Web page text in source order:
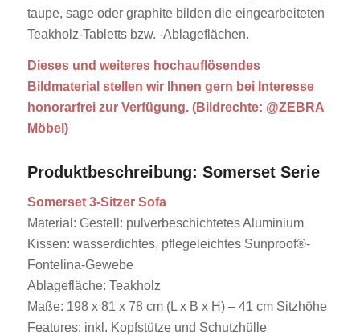
taupe, sage oder graphite bilden die eingearbeiteten
Teakholz-Tabletts bzw. -Ablageflächen.
Dieses und weiteres hochauflösendes
Bildmaterial stellen wir Ihnen gern bei Interesse
honorarfrei zur Verfügung. (Bildrechte: @ZEBRA
Möbel)
Produktbeschreibung: Somerset Serie
Somerset 3-Sitzer Sofa
Material: Gestell: pulverbeschichtetes Aluminium
Kissen: wasserdichtes, pflegeleichtes Sunproof®-
Fontelina-Gewebe
Ablagefläche: Teakholz
Maße: 198 x 81 x 78 cm (L x B x H) – 41 cm Sitzhöhe
Features: inkl. Kopfstütze und Schutzhülle